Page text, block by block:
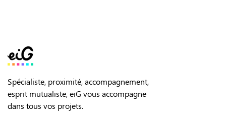
Spécialiste, proximité, accompagnement,
esprit mutualiste, eiG vous accompagne
dans tous vos projets.